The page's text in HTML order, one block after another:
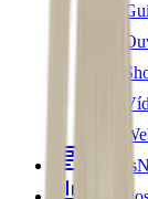
Notícias